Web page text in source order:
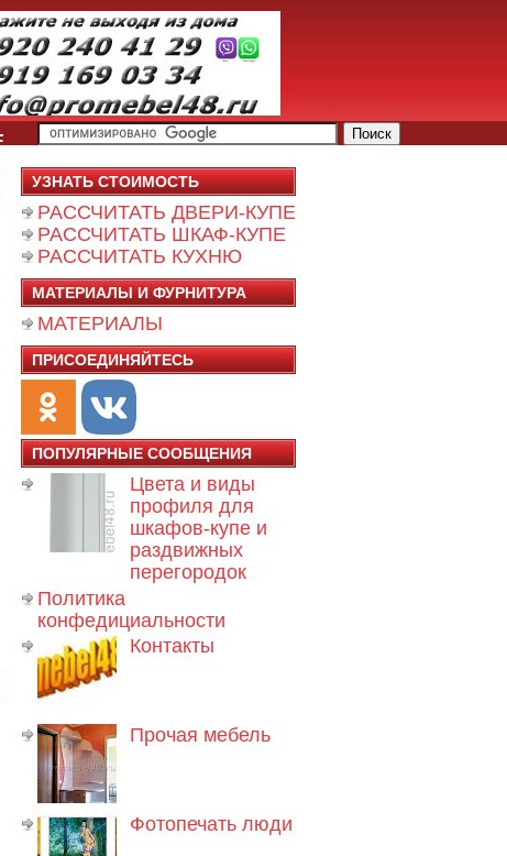
УЗНАТЬ СТОИМОСТЬ
РАССЧИТАТЬ ДВЕРИ-КУПЕ
РАССЧИТАТЬ ШКАФ-КУПЕ
РАССЧИТАТЬ КУХНЮ
МАТЕРИАЛЫ И ФУРНИТУРА
МАТЕРИАЛЫ
ПРИСОЕДИНЯЙТЕСЬ
ПОПУЛЯРНЫЕ СООБЩЕНИЯ
Цвета и виды
профиля для
шкафов-купе и
раздвижных
перегородок
Политика
конфедициальности
Контакты
Прочая мебель
Фотопечать люди